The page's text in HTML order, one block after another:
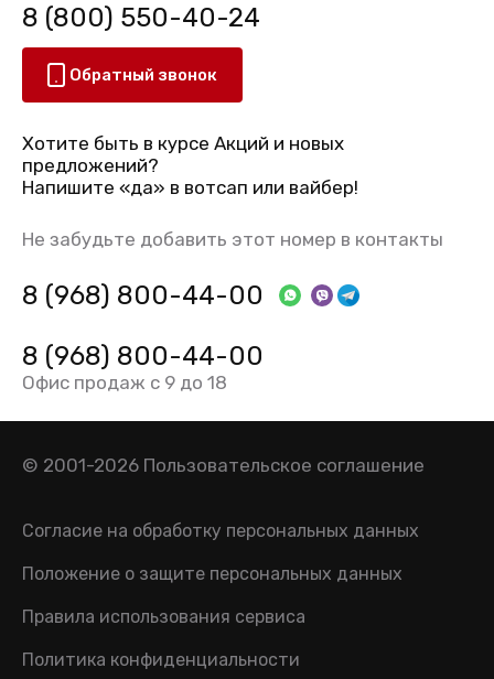
8 (800) 550-40-24
Обратный звонок
Хотите быть в курсе Акций и новых
предложений?
Напишите «да» в вотсап или вайбер!
Не забудьте добавить этот номер в контакты
8 (968) 800-44-00
8 (968) 800-44-00
Офис продаж с 9 до 18
© 2001-2026 Пользовательское соглашение
Согласие на обработку персональных данных
Положение о защите персональных данных
Правила использования сервиса
Политика конфиденциальности